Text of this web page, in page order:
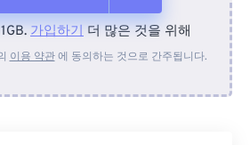
치에서
가입하기 더 많은 것을 위해
이용 약관에 동의하는 것으로 간주됩니다.